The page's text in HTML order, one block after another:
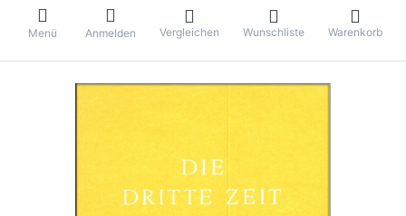
Menü Anmelden Vergleichen Wunschliste Warenkorb